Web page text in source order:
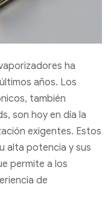
ha
años. Los
también
son hoy en día la
exigentes. Estos
alta potencia y sus
permite a los
de